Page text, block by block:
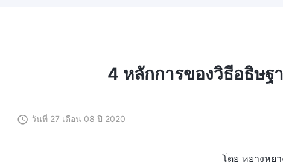
4 หลักการของวิธีอธิษฐ
วันที่ 27 เดือน 08 ปี 2020
โดย หยางหย